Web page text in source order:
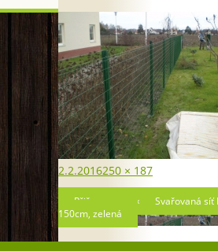
Publikováno:
2.2.2016Původní
velikost:
250 × 187
Navigace
pro
Přiřazeno:
Svařovaná síť
150cm, zelená